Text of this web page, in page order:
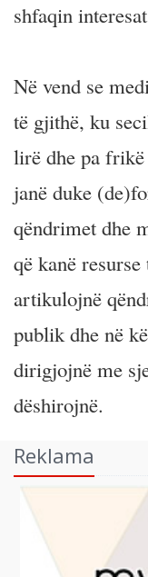
shfaqin
Në vend se
të gjithë, ku
lirë dhe pa
janë duke
qëndrimet dhe
që kanë
artikulojnë
publik dhe në
dirigjojnë me
dëshirojnë.
Reklama